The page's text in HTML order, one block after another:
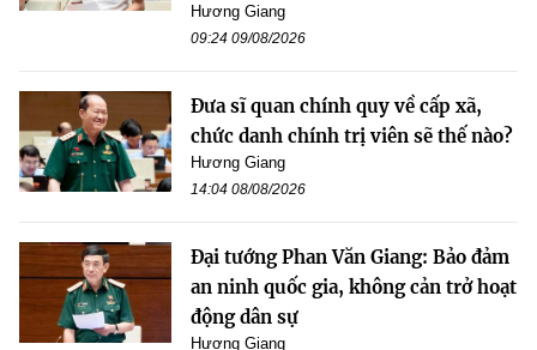
Hương Giang
09:24 09/08/2026
Đưa sĩ quan chính quy về cấp xã,
chức danh chính trị viên sẽ thế nào?
Hương Giang
14:04 08/08/2026
Đại tướng Phan Văn Giang: Bảo đảm
an ninh quốc gia, không cản trở hoạt
động dân sự
Hương Giang